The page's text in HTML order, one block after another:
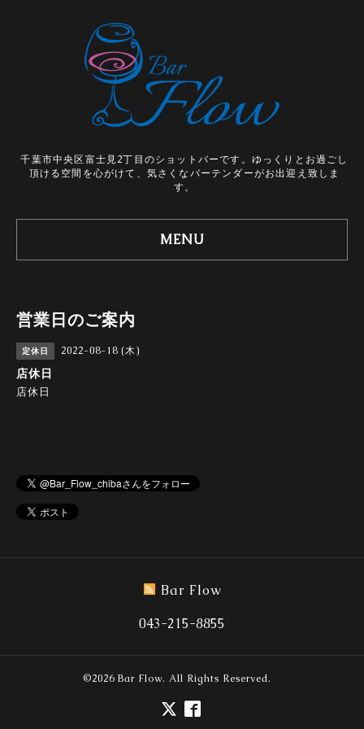
千葉市中央区富士見2丁目のショットバーです。ゆっくりとお過ごし
頂ける空間を心がけて、気さくなバーテンダーがお出迎え致しま
す。
MENU
営業日のご案内
定休日 2022-08-18 (木)
店休日
店休日
Bar Flow
043-215-8855
©2026 Bar Flow. All Rights Reserved.